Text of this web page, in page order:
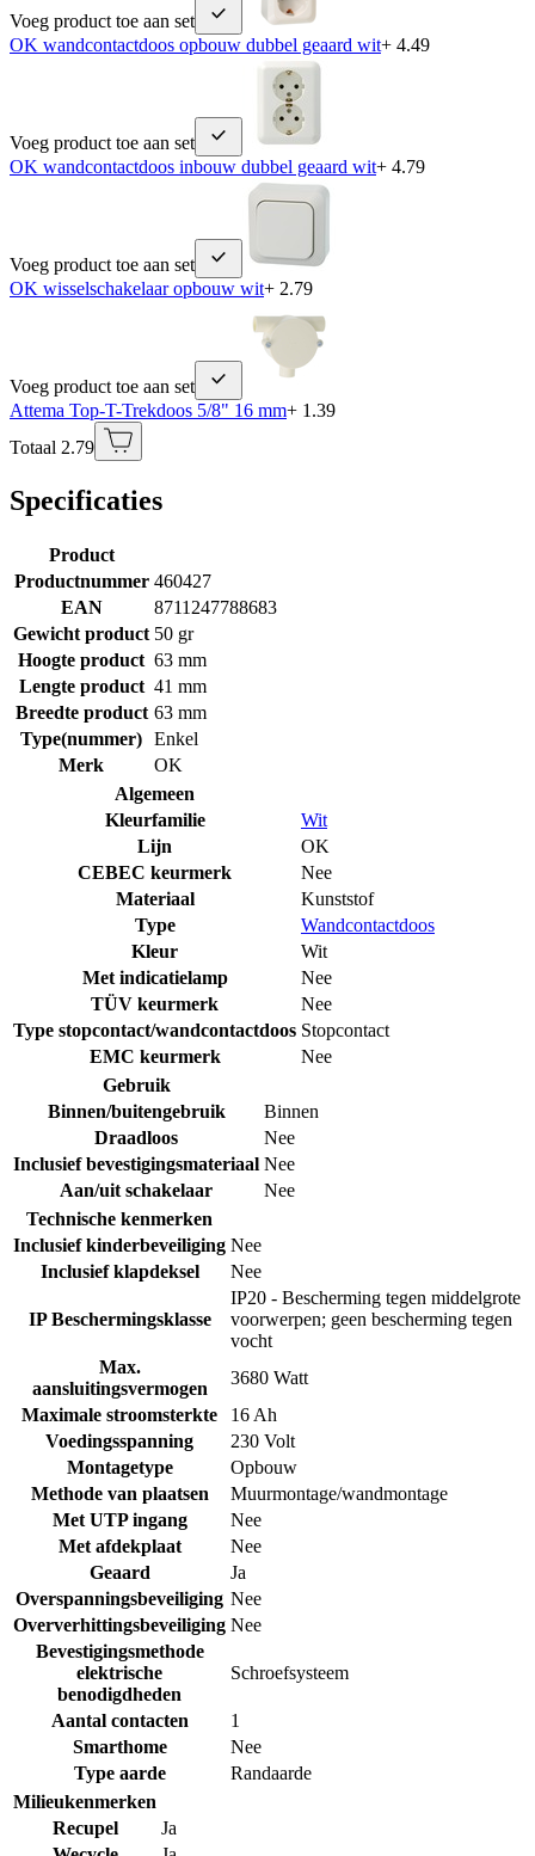
Voeg product toe aan set
OK wandcontactdoos opbouw dubbel geaard wit+ 4.49
Voeg product toe aan set
OK wandcontactdoos inbouw dubbel geaard wit+ 4.79
Voeg product toe aan set
OK wisselschakelaar opbouw wit+ 2.79
Voeg product toe aan set
Attema Top-T-Trekdoos 5/8" 16 mm+ 1.39
Totaal 2.79
Specificaties
Product
Productnummer 460427
EAN
8711247788683
Gewicht product 50 gr
Hoogte product 63 mm
Lengte product 41 mm
Breedte product 63 mm
Type(nummer) Enkel
Merk
OK
Algemeen
Kleurfamilie
Wit
Lijn
OK
CEBEC keurmerk
Nee
Materiaal
Kunststof
Type
Wandcontactdoos
Kleur
Wit
Met indicatielamp
Nee
TÜV keurmerk
Nee
Type stopcontact/wandcontactdoos Stopcontact
EMC keurmerk
Nee
Gebruik
Binnen/buitengebruik
Binnen
Draadloos
Nee
Inclusief bevestigingsmateriaal Nee
Aan/uit schakelaar
Nee
Technische kenmerken
Inclusief kinderbeveiliging Nee
Inclusief klapdeksel
Nee
IP Beschermingsklasse
IP20 - Bescherming tegen middelgrote
voorwerpen; geen bescherming tegen
vocht
Max.
aansluitingsvermogen
3680 Watt
Maximale stroomsterkte
16 Ah
Voedingsspanning
230 Volt
Montagetype
Opbouw
Methode van plaatsen
Muurmontage/wandmontage
Met UTP ingang
Nee
Met afdekplaat
Nee
Geaard
Ja
Overspanningsbeveiliging Nee
Oververhittingsbeveiliging Nee
Bevestigingsmethode
elektrische
benodigdheden
Schroefsysteem
Aantal contacten
1
Smarthome
Nee
Type aarde
Randaarde
Milieukenmerken
Recupel
Ja